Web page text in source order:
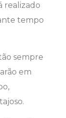
realizado
tempo
sempre
em